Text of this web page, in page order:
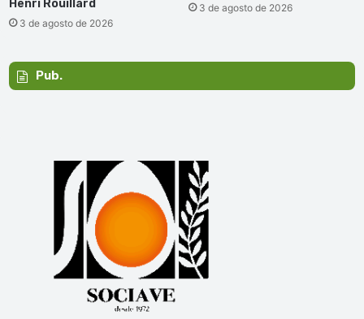
Henri Rouillard
3 de agosto de 2026
3 de agosto de 2026
Pub.